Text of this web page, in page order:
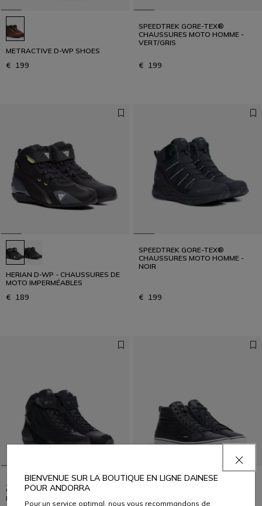
METRACTIVE D-WP SHOES
€ 199
SPEEDTREK GORE-TEX®
CHAUSSURES MOTO HOMME -
VERT/GRIS
€ 199
HERIAN D-WP - CHAUSSURES DE
MOTO IMPERMÉABLES
€ 189
SPEEDTREK GORE-TEX®
CHAUSSURES MOTO HOMME -
NOIR
€ 199
JUPITER 5 GORE-TEX®
CHAUSSURES MOTO
STREET 3 WP CHAUSSURES
BIENVENUE SUR LA BOUTIQUE EN LIGNE DAINESE
POUR ANDORRA
Pour un service optimal, nous vous recommandons de